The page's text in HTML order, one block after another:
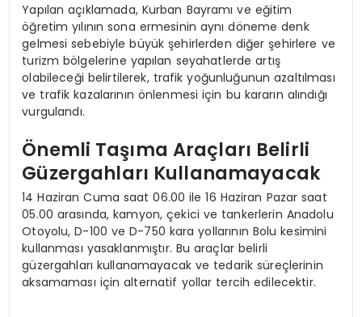
Yapılan açıklamada, Kurban Bayramı ve eğitim
öğretim yılının sona ermesinin aynı döneme denk
gelmesi sebebiyle büyük şehirlerden diğer şehirlere ve
turizm bölgelerine yapılan seyahatlerde artış
olabileceği belirtilerek, trafik yoğunluğunun azaltılması
ve trafik kazalarının önlenmesi için bu kararın alındığı
vurgulandı.
Önemli Taşıma Araçları Belirli
Güzergahları Kullanamayacak
14 Haziran Cuma saat 06.00 ile 16 Haziran Pazar saat
05.00 arasında, kamyon, çekici ve tankerlerin Anadolu
Otoyolu, D-100 ve D-750 kara yollarının Bolu kesimini
kullanması yasaklanmıştır. Bu araçlar belirli
güzergahları kullanamayacak ve tedarik süreçlerinin
aksamaması için alternatif yollar tercih edilecektir.